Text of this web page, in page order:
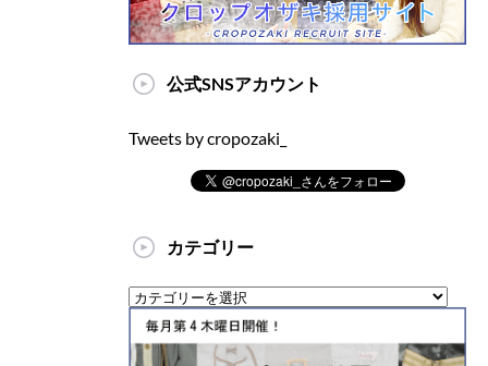
公式SNSアカウント
Tweets by cropozaki_
カテゴリー